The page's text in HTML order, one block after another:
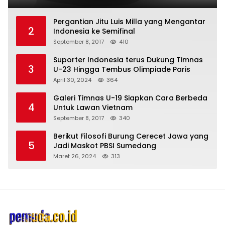
2
Pergantian Jitu Luis Milla yang Mengantar
Indonesia ke Semifinal
September 8, 2017 410
3
Suporter Indonesia terus Dukung Timnas
U-23 Hingga Tembus Olimpiade Paris
April 30, 2024 364
4
Galeri Timnas U-19 Siapkan Cara Berbeda
Untuk Lawan Vietnam
September 8, 2017 340
5
Berikut Filosofi Burung Cerecet Jawa yang
Jadi Maskot PBSI Sumedang
Maret 26, 2024 313